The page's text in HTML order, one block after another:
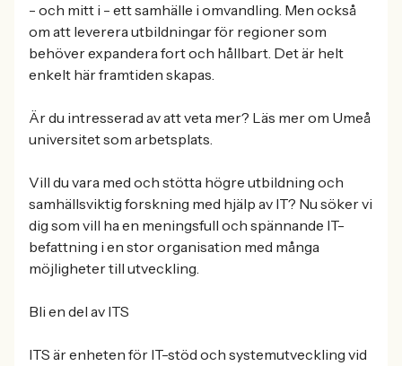
- och mitt i - ett samhälle i omvandling. Men också
om att leverera utbildningar för regioner som
behöver expandera fort och hållbart. Det är helt
enkelt här framtiden skapas.
Är du intresserad av att veta mer? Läs mer om Umeå
universitet som arbetsplats.
Vill du vara med och stötta högre utbildning och
samhällsviktig forskning med hjälp av IT? Nu söker vi
dig som vill ha en meningsfull och spännande IT-
befattning i en stor organisation med många
möjligheter till utveckling.
Bli en del av ITS
ITS är enheten för IT-stöd och systemutveckling vid